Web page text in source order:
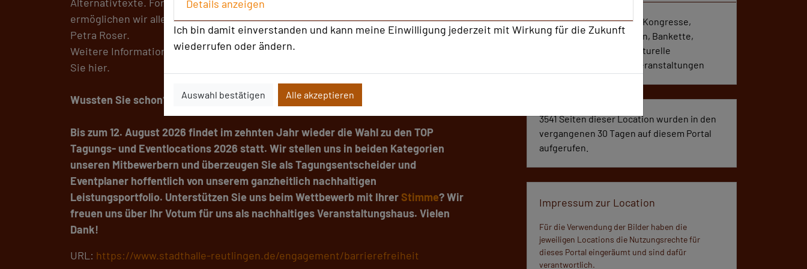
Details anzeigen
Ich bin damit einverstanden und kann meine Einwilligung jederzeit mit Wirkung für die Zukunft
wiederrufen oder ändern.
Auswahl bestätigen Alle akzeptieren
ermöglichen wir allen Gästen eine bequeme und barrierefreie Nutzung", erklärt
Petra Roser.
Weitere Informationen zum inklusiven Angebot der Stadthalle Reutlingen finden
Sie hier.
Wussten Sie schon?
Bis zum 12. August 2026 findet im zehnten Jahr wieder die Wahl zu den TOP
Tagungs- und Eventlocations 2026 statt. Wir stellen uns in beiden Kategorien
unseren Mitbewerbern und überzeugen Sie als Tagungsentscheider und
Eventplaner hoffentlich von unserem ganzheitlich nachhaltigen
Leistungsportfolio. Unterstützen Sie uns beim Wettbewerb mit Ihrer Stimme? Wir
freuen uns über Ihr Votum für uns als nachhaltiges Veranstaltungshaus. Vielen
Dank!
URL: https://www.stadthalle-reutlingen.de/engagement/barrierefreiheit
Seminare, Konferenzen, Kongresse,
Meetings, Präsentationen, Bankette,
Incentives, Vorträge, Kulturelle
Veranstaltungen, Großveranstaltungen
3541 Seiten dieser Location wurden in den
vergangenen 30 Tagen auf diesem Portal
aufgerufen.
Impressum zur Location
Für die Verwendung der Bilder haben die
jeweiligen Locations die Nutzungsrechte für
dieses Portal eingeräumt und sind dafür
verantwortlich.